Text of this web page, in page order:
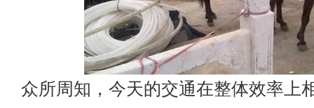
众所周知，今天的交通在整体效率上